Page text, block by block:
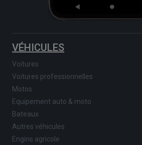
VÉHICULES
Voitures
Voitures professionnelles
Motos
Equipement auto & moto
Bateaux
Autres véhicules
Engins agricole